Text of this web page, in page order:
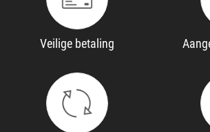
Veilige betaling